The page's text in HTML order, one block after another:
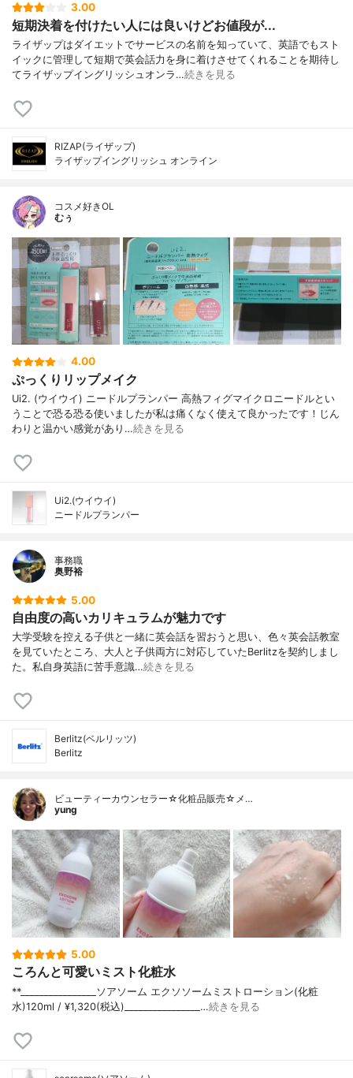
3.00
短期決着を付けたい人には良いけどお値段が...
ライザップはダイエットでサービスの名前を知っていて、英語でもスト
イックに管理して短期で英会話力を身に着けさせてくれることを期待し
てライザップイングリッシュオンラ…続きを見る
RIZAP(ライザップ)
ライザップイングリッシュ オンライン
コスメ好きOL
むぅ
4.00
ぷっくりリップメイク
Ui2. (ウイウイ) ニードルプランパー 高熱フィグマイクロニードルとい
うことで恐る恐る使いましたが私は痛くなく使えて良かったです！じん
わりと温かい感覚があり…続きを見る
Ui2.(ウイウイ)
ニードルプランパー
事務職
奥野裕
5.00
自由度の高いカリキュラムが魅力です
大学受験を控える子供と一緒に英会話を習おうと思い、色々英会話教室
を見ていたところ、大人と子供両方に対応していたBerlitzを契約しまし
た。私自身英語に苦手意識…続きを見る
Berlitz(ベルリッツ)
Berlitz
ビューティーカウンセラー☆化粧品販売☆メ…
yung
5.00
ころんと可愛いミスト化粧水
**⁡________________⁡ソアソーム ⁡エクソソームミストローション(化粧
水)120ml / ¥1,320(税込)________________…続きを見る